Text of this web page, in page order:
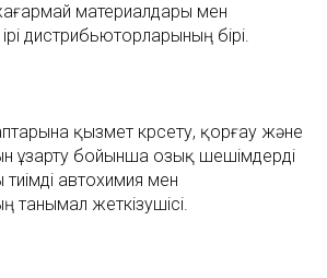
материалдары мен
дистрибьюторларының бірі.
қызмет көрсету, қорғау және
ұзарту бойынша озық шешімдерді
автохимия мен
танымал жеткізушісі.